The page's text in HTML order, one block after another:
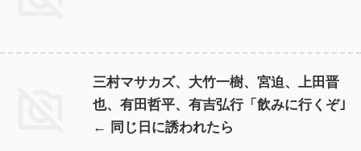
三村マサカズ、大竹一樹、宮迫、上田晋
也、有田哲平、有吉弘行「飲みに行くぞ｣
← 同じ日に誘われたら